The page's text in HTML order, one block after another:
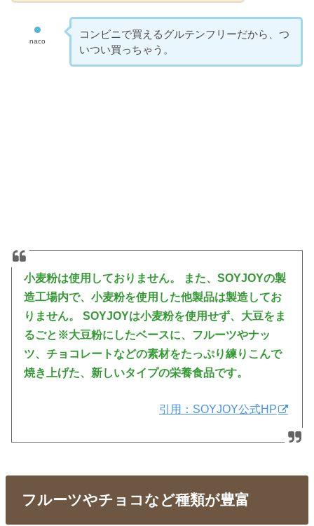
naco
コンビニで買えるグルテンフリーだから、つ
いつい買っちゃう。
小麦粉は使用しておりません。 また、SOYJOYの製
造工場内で、小麦粉を使用した他製品は製造してお
りません。 SOYJOYは小麦粉を使用せず、大豆をま
るごと※大豆粉にしたベースに、フルーツやナッ
ツ、チョコレートなどの素材をたっぷり練りこんで
焼き上げた、新しいタイプの栄養食品です。
引用：SOYJOY公式HP
フルーツやチョコなど種類が豊富